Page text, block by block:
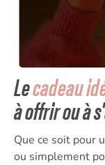
Lecadeau
à offrir ou à
Que ce soit pour
ou simplement